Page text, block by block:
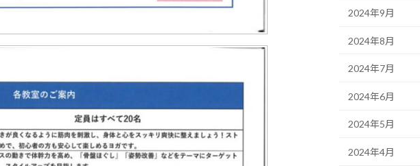
2024年9月
2024年8月
2024年7月
2024年6月
2024年5月
2024年4月